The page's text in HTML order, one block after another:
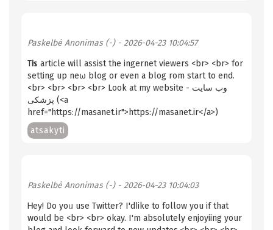
Paskelbė Anonimas (-)- 2026-04-23 10:04:57
Tһis article will assist the ingernet viewers <br> <br> for
setting up neѡ blog or even a blog rom start to end.
<br> <br> <br> <br> Look at my website - وب سایت
پزشکی (<a
href="https://masanet.ir">https://masanet.ir</a>)
atsakyti
Paskelbė Anonimas (-)- 2026-04-23 10:04:03
Ꮋey! Do yoᥙ use Twitter? I'dⅼike to follow you if that
would be <br> <br> okay. I'm absolutely enjoyiing your